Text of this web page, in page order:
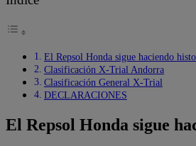
El Repsol Honda sigue haciendo
Clasificación X-Trial Andorra
Clasificación General X-Trial
DECLARACIONES
El Repsol Honda sigue